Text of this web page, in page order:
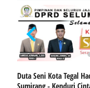
Duta Seni Kota Tegal